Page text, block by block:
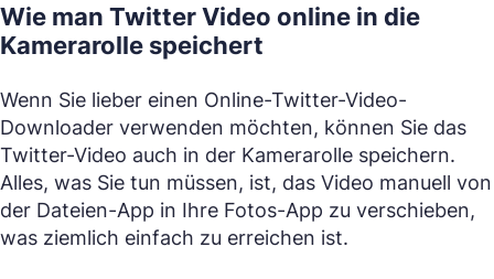
Wie man Twitter Video online in die
Kamerarolle speichert
Wenn Sie lieber einen Online-Twitter-Video-
Downloader verwenden möchten, können Sie das
Twitter-Video auch in der Kamerarolle speichern.
Alles, was Sie tun müssen, ist, das Video manuell von
der Dateien-App in Ihre Fotos-App zu verschieben,
was ziemlich einfach zu erreichen ist.